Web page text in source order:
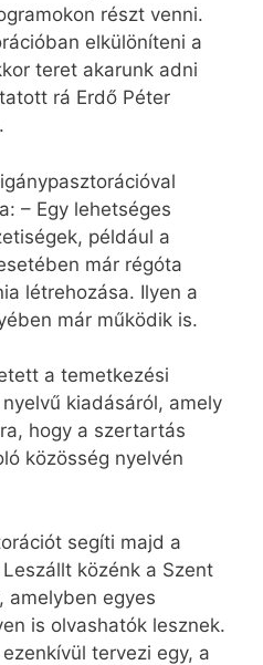
részt venni.
elkülöníteni a
teret akarunk adni
rá Erdő Péter
– Egy lehetséges
például a
már régóta
létrehozása. Ilyen a
már működik is.
a temetkezési
kiadásáról, amely
hogy a szertartás
közösség nyelvén
segíti majd a
közénk a Szent
amelyben egyes
is olvashatók lesznek.
tervezi egy, a